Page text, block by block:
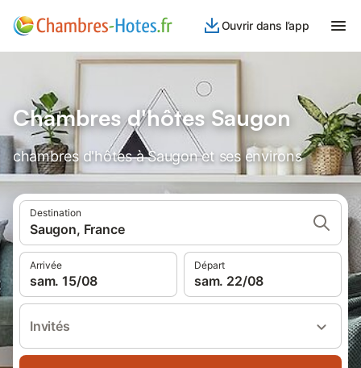
Ouvrir dans l’app
Chambres d'hôtes Saugon
chambres d'hôtes à Saugon et ses environs
Destination
Saugon, France
Arrivée
sam. 15/08
Départ
sam. 22/08
Invités